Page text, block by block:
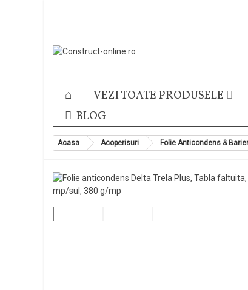
VEZI TOATE PRODUSELE
BLOG
Acasa Acoperisuri Folie Anticondens &